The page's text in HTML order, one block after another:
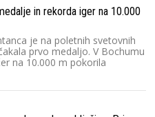
in rekorda iger na 10.000
je na poletnih svetovnih
prvo medaljo. V Bochumu
na 10.000 m pokorila